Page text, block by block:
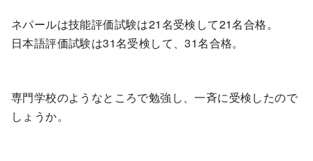
ネパールは技能評価試験は21名受検して21名合格。
日本語評価試験は31名受検して、31名合格。
専門学校のようなところで勉強し、一斉に受検したので
しょうか。